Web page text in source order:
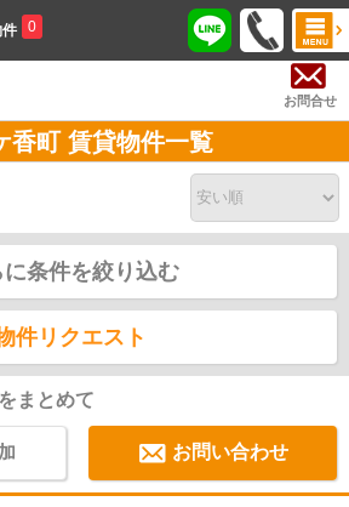
0
お問合せ
香町 賃貸物件一覧
に条件を絞り込む
件リクエスト
まとめて
お問い合わせ